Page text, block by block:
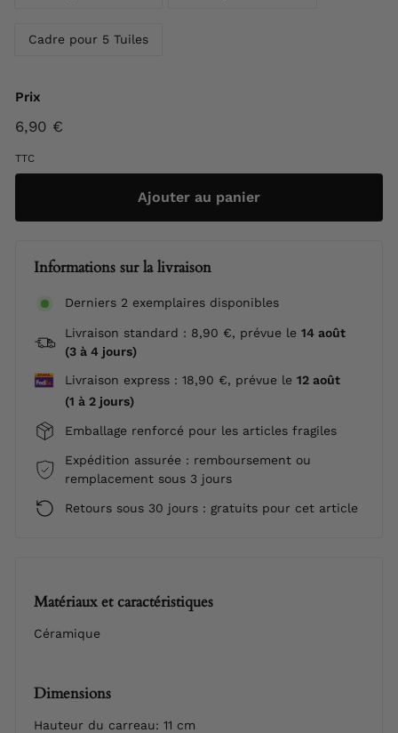
Cadre pour 5 Tuiles
Prix
Prix
6,90 €
TTC
Ajouter au panier
Informations sur la livraison
Derniers 2 exemplaires disponibles
Livraison standard : 8,90 €, prévue le 14 août
(3 à 4 jours)
Livraison express : 18,90 €, prévue le 12 août
(1 à 2 jours)
Emballage renforcé pour les articles fragiles
Expédition assurée : remboursement ou
remplacement sous 3 jours
Retours sous 30 jours : gratuits pour cet article
Matériaux et caractéristiques
Céramique
Dimensions
Hauteur du carreau: 11 cm